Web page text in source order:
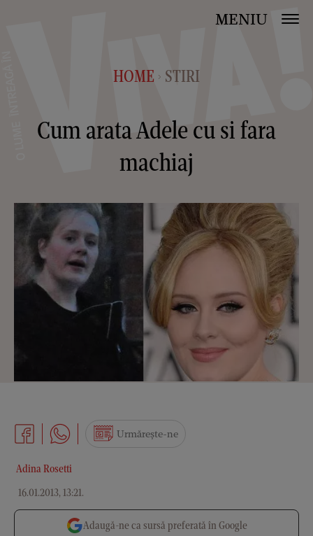
MENIU
HOME > STIRI
Cum arata Adele cu si fara
machiaj
Adina Rosetti
16.01.2013, 13:21.
Urmărește-ne
Adaugă-ne ca sursă preferată în Google